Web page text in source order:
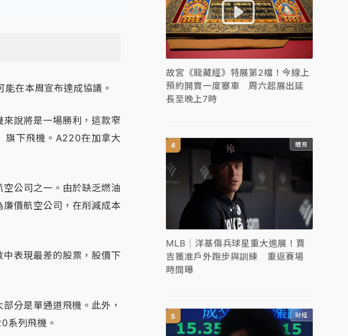
在本周宣布達成協議。
說將是一場勝利，這款窄
旗下飛機。A220在加拿大
公司之一。由於缺乏燃油
價航空公司，在削減成本
表現最差的股票，股價下
分是單通道飛機。此外，
系列飛機。
故宮《龍藏經》特展第2檔！今線上
預約開賣一度塞車 周六起展出延
長至晚上7時
體育
MLB｜洋基傷兵球星重大進展！賈
吉獲准戶外跑步與訓練 重返賽場
時間曝
財經